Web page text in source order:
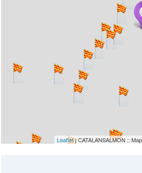
Leaflet| CATALANSALMON ::